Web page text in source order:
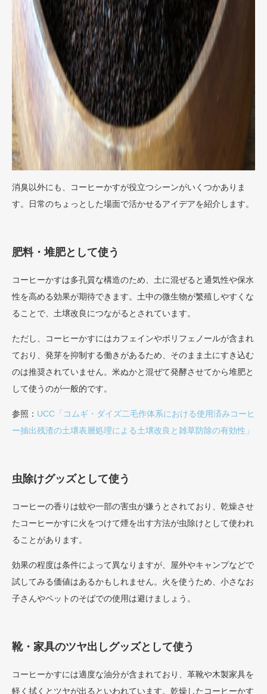
消臭以外にも、コーヒーかすが役立つシーンがいくつかありま
す。日常のちょっとした場面で活かせるアイデアを紹介します。
肥料・堆肥として使う
コーヒーかすは多孔質な構造のため、土に混ぜると通気性や保水
性を高める効果が期待できます。土中の微生物が繁殖しやすくな
ることで、土壌改良につながるとされています。
ただし、コーヒーかすにはカフェインやポリフェノールが含まれ
ており、発芽を抑制する働きがあるため、そのまま土にすき込む
のは推奨されていません。米ぬかと混ぜて発酵させてから堆肥と
して使うのが一般的です。
参照： UCC「コムギ・ダイズ二毛作体系における使用済みコーヒ
ー抽出残渣の土壌表層処理による土壌改良と雑草防除の有効性」
虫除けグッズとして使う
コーヒーの香りは蚊や一部の害虫が嫌うとされており、乾燥させ
たコーヒーかすに火をつけて煙を出す方法が虫除けとして使われ
ることがあります。
効果の程度は条件によって異なりますが、屋外やキャンプなどで
試してみる価値はあるかもしれません。火を使うため、小さなお
子さんやペットのそばでの使用は避けましょう。
靴・家具のツヤ出しグッズとして使う
コーヒーかすには適度な油分が含まれており、革靴や木製家具を
軽く拭くとツヤが出るといわれています。乾燥したコーヒーかす